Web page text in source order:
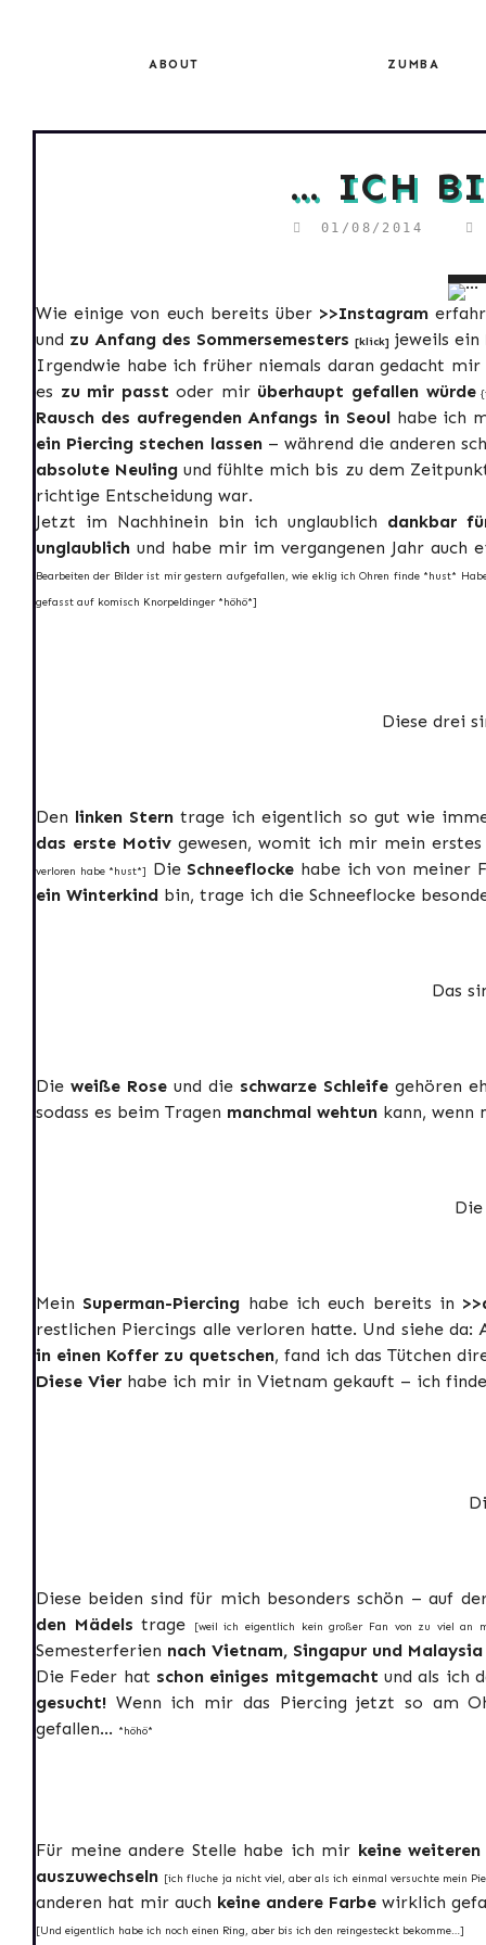
ABOUT ZUMBA
… ICH
01/08/2014
Wie einige von euch bereits über >>Instagram
und zu Anfang des Sommersemesters [klick] jeweils ein
Irgendwie habe ich früher niemals daran gedacht mir
es zu mir passt oder mir überhaupt gefallen würde
Rausch des aufregenden Anfangs in Seoulhabe ich
ein Piercing stechen lassen– während die anderen
absolute Neulingund fühlte mich bis zu dem
richtige Entscheidung war.
Jetzt im Nachhinein bin ich unglaublich dankbar
unglaublich und habe mir im vergangenen Jahr auch
Bearbeiten der Bilder ist mir gestern aufgefallen, wie eklig ich Ohren finde *hust*
gefasst auf komisch Knorpeldinger *höhö*]
Diese drei
Den linken Stern trage ich eigentlich so gut wie
das erste Motiv gewesen, womit ich mir mein erstes
verloren habe *hust*]
DieSchneeflocke habe ich von meiner
ein Winterkind bin, trage ich die Schneeflocke
Das
Die weiße Rose und die schwarze Schleife gehören
sodass es beim Tragen manchmal wehtun kann, wenn
Die
Mein Superman-Piercing habe ich euch bereits in
restlichen Piercings alle verloren hatte. Und siehe da:
in einen Koffer zu quetschen, fand ich das Tütchen
Diese Vier habe ich mir in Vietnam gekauft – ich
Diese beiden sind für mich besonders schön – auf
den Mädels trage [weil ich eigentlich kein großer Fan von zu viel an
Semesterferien nach Vietnam, Singapur und Malaysia
Die Feder hat schon einiges mitgemacht und als ich
gesucht! Wenn ich mir das Piercing jetzt so am
gefallen… *höhö*
Für meine andere Stelle habe ich mir keine weiteren
auszuwechseln [ich fluche ja nicht viel, aber als ich einmal versuchte mein
anderen hat mir auch keine andere Farbe wirklich
[Und eigentlich habe ich noch einen Ring, aber bis ich den reingesteckt bekomme…]